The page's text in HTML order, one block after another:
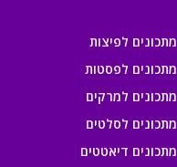
מתכונים לפיצות
מתכונים לפסטות
מתכונים למרקים
מתכונים לסלטים
מתכונים דיאטטים